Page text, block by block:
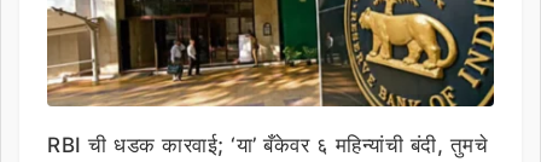
RBI ची धडक कारवाई; ‘या’ बँकेवर ६ महिन्यांची बंदी, तुमचे